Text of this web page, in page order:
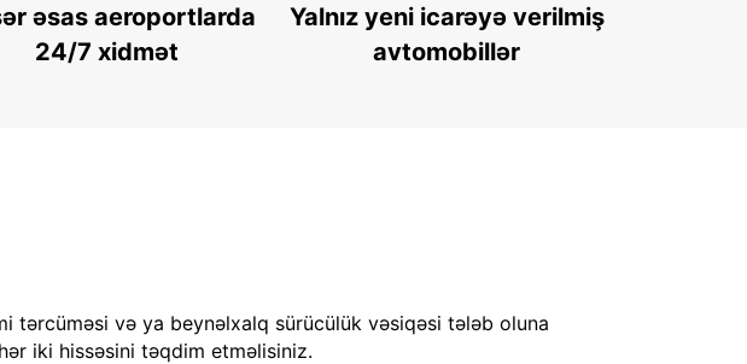
əsas aeroportlarda
24/7 xidmət
Yalnız yeni icarəyə verilmiş
avtomobillər
tərcüməsi və ya beynəlxalq sürücülük vəsiqəsi tələb oluna
iki hissəsini təqdim etməlisiniz.